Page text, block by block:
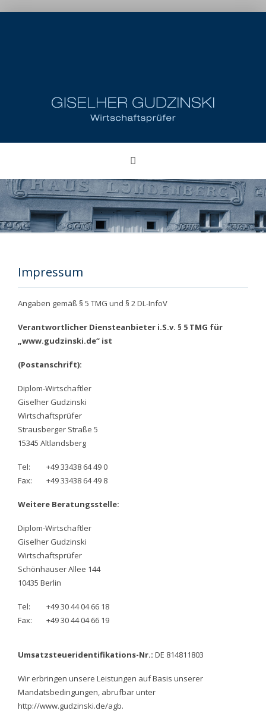
Impressum
Angaben gemäß § 5 TMG und § 2 DL-InfoV
Verantwortlicher Diensteanbieter i.S.v. § 5 TMG für
„www.gudzinski.de“ ist
(Postanschrift):
Diplom-Wirtschaftler
Giselher Gudzinski
Wirtschaftsprüfer
Strausberger Straße 5
15345 Altlandsberg
Tel:
+49 33438 64 49 0
Fax:
+49 33438 64 49 8
Weitere Beratungsstelle:
Diplom-Wirtschaftler
Giselher Gudzinski
Wirtschaftsprüfer
Schönhauser Allee 144
10435 Berlin
Tel:
+49 30 44 04 66 18
Fax:
+49 30 44 04 66 19
Umsatzsteueridentifikations-Nr.: DE 814811803
Wir erbringen unsere Leistungen auf Basis unserer
Mandatsbedingungen, abrufbar unter
http://www.gudzinski.de/agb.